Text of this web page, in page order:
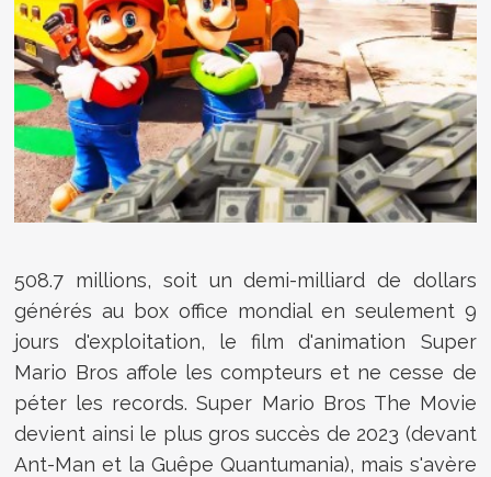
508.7 millions, soit un demi-milliard de dollars
générés au box office mondial en seulement 9
jours d'exploitation, le film d'animation Super
Mario Bros affole les compteurs et ne cesse de
péter les records. Super Mario Bros The Movie
devient ainsi le plus gros succès de 2023 (devant
Ant-Man et la Guêpe Quantumania), mais s'avère